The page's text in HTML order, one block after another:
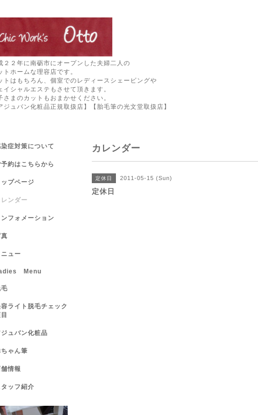
２２年に南砺市にオープンした夫婦二人の
トホームな理容店です。
トはもちろん、個室でのレディースシェービングや
イシャルエステもさせて頂きます。
さまのカットもおまかせください。
ジュバン化粧品正規取扱店】【胎毛筆の光文堂取扱店】
カレンダー
定休日 2011-05-15 (Sun)
定休日
症対策について
予約はこちらから
ップページ
レンダー
ンフォメーション
ニュー
Menu
毛
ライト脱毛チェック
ジュバン化粧品
ゃん筆
舗情報
タッフ紹介